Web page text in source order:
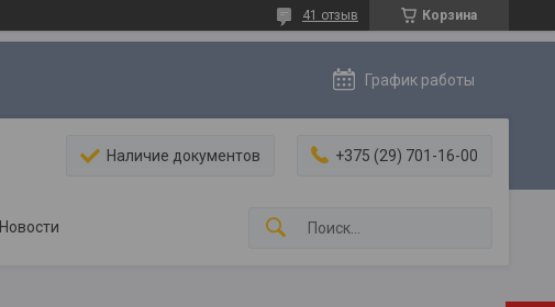
Корзина
41 отзыв
График работы
Наличие документов +375 (29) 701-16-00
Новости